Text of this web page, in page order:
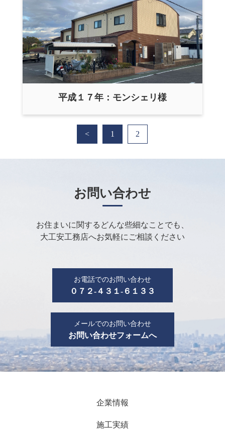
平成１７年：モンシェリ様
< 1 2
お問い合わせ
お住まいに関するどんな些細なことでも、
大工安工務店へお気軽にご相談ください
お電話でのお問い合わせ
０７２-４３１-６１３３
メールでのお問い合わせ
お問い合わせフォームへ
企業情報
施工実績